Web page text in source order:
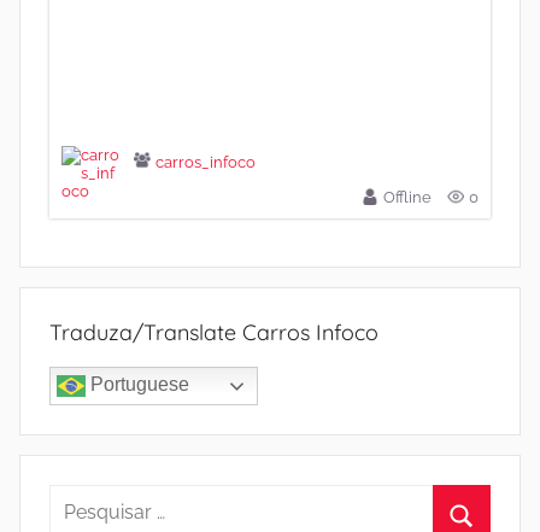
carros_infoco
Offline
0
Traduza/Translate Carros Infoco
Portuguese
Pesquisar